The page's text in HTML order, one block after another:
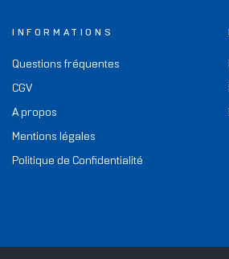
INFORMATIONS
Questions fréquentes
CGV
A propos
Mentions légales
Politique de Confidentialité